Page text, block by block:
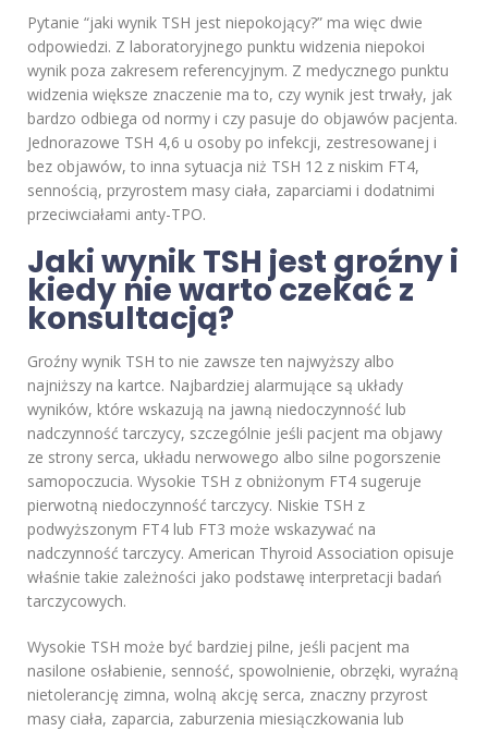
Pytanie “jaki wynik TSH jest niepokojący?” ma więc dwie
odpowiedzi. Z laboratoryjnego punktu widzenia niepokoi
wynik poza zakresem referencyjnym. Z medycznego punktu
widzenia większe znaczenie ma to, czy wynik jest trwały, jak
bardzo odbiega od normy i czy pasuje do objawów pacjenta.
Jednorazowe TSH 4,6 u osoby po infekcji, zestresowanej i
bez objawów, to inna sytuacja niż TSH 12 z niskim FT4,
sennością, przyrostem masy ciała, zaparciami i dodatnimi
przeciwciałami anty-TPO.
Jaki wynik TSH jest groźny i
kiedy nie warto czekać z
konsultacją?
Groźny wynik TSH to nie zawsze ten najwyższy albo
najniższy na kartce. Najbardziej alarmujące są układy
wyników, które wskazują na jawną niedoczynność lub
nadczynność tarczycy, szczególnie jeśli pacjent ma objawy
ze strony serca, układu nerwowego albo silne pogorszenie
samopoczucia. Wysokie TSH z obniżonym FT4 sugeruje
pierwotną niedoczynność tarczycy. Niskie TSH z
podwyższonym FT4 lub FT3 może wskazywać na
nadczynność tarczycy. American Thyroid Association opisuje
właśnie takie zależności jako podstawę interpretacji badań
tarczycowych.
Wysokie TSH może być bardziej pilne, jeśli pacjent ma
nasilone osłabienie, senność, spowolnienie, obrzęki, wyraźną
nietolerancję zimna, wolną akcję serca, znaczny przyrost
masy ciała, zaparcia, zaburzenia miesiączkowania lub